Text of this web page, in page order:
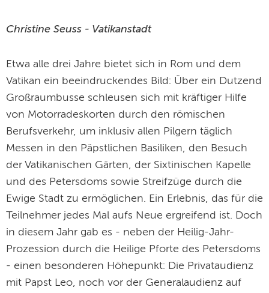
Christine Seuss - Vatikanstadt
Etwa alle drei Jahre bietet sich in Rom und dem
Vatikan ein beeindruckendes Bild: Über ein Dutzend
Großraumbusse schleusen sich mit kräftiger Hilfe
von Motorradeskorten durch den römischen
Berufsverkehr, um inklusiv allen Pilgern täglich
Messen in den Päpstlichen Basiliken, den Besuch
der Vatikanischen Gärten, der Sixtinischen Kapelle
und des Petersdoms sowie Streifzüge durch die
Ewige Stadt zu ermöglichen. Ein Erlebnis, das für die
Teilnehmer jedes Mal aufs Neue ergreifend ist. Doch
in diesem Jahr gab es - neben der Heilig-Jahr-
Prozession durch die Heilige Pforte des Petersdoms
- einen besonderen Höhepunkt: Die Privataudienz
mit Papst Leo, noch vor der Generalaudienz auf